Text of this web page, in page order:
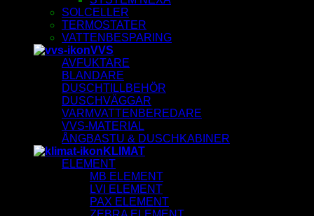
SOLCELLER
TERMOSTATER
VATTENBESPARING
VVS
AVFUKTARE
BLANDARE
DUSCHTILLBEHÖR
DUSCHVÄGGAR
VARMVATTENBEREDARE
VVS-MATERIAL
ÅNGBASTU & DUSCHKABINER
KLIMAT
ELEMENT
MB ELEMENT
LVI ELEMENT
PAX ELEMENT